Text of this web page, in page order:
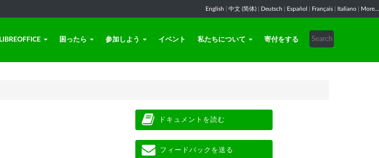
English 中文 (简体) Deutsch Español Français Italiano More...
LIBREOFFICE 困ったら 参加しよう イベント 私たちについて 寄付をする
ドキュメントを読む
フィードバックを送る